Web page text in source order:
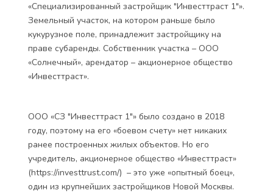
«Специализированный застройщик "Инвесттраст 1"».
Земельный участок, на котором раньше было
кукурузное поле, принадлежит застройщику на
праве субаренды. Собственник участка – ООО
«Солнечный», арендатор – акционерное общество
«Инвесттраст».
ООО «СЗ "Инвесттраст 1"» было создано в 2018
году, поэтому на его «боевом счету» нет никаких
ранее построенных жилых объектов. Но его
учредитель, акционерное общество «Инвесттраст»
(https://investtrust.com/) – это уже «опытный боец»,
один из крупнейших застройщиков Новой Москвы.